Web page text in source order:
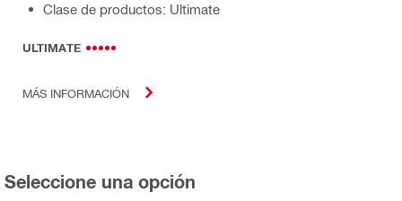
Clase de productos: Ultimate
ULTIMATE
MÁS INFORMACIÓN
Seleccione una opción